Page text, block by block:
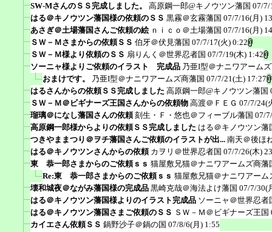
SW-MさんのＳＳ完成しました。
高原鋼一郎@キノウツン藩国 07/7/
はる＠キノウツン藩国様の依頼のＳＳ 黒霧＠玄霧藩国 07/7/16(月)
あさぎ＠土場藩国さんご依頼の絵 ｎｉｃｏ＠土場藩国 07/7/16(月)
ＳＷ－Ｍさまからの依頼ＳＳ 伯牙＠伏見藩国 07/7/17(火) 0:22
ＳＷ－Ｍ様より依頼のＳＳ 扇りんく＠世界忍者国 07/7/19(木) 1:42
ソーニャ様よりご依頼のイラスト 完成品 乃亜I型＠ナニワアーム
おまけです。
乃亜I型＠ナニワアームズ商藩国 07/7/21(土) 17:27
はるさんからの依頼ＳＳ完成しました 高原鋼一郎@キノウツン藩国
ＳＷ－Ｍ＠ビギナーズ王国さんからの依頼物 高渡＠ＦＥＧ 07/7/24(
瑠璃＠になし藩国さんの依頼 刻生・Ｆ・悠也＠フィーブル藩国 07/
高原鋼一郎様からよりの依頼ＳＳ完成しました はる＠キノウツン藩
つきやままつり＠ヲチ藩国さんご依頼のイラストが出... 南天＠後ほ
はる＠キノウツンさんからの依頼 カヲリ＠世界忍者国 07/7/26(木)
東 恭一郎さまからのご依頼ｓｓ 猫屋敷兄猫＠ナニワアームズ商藩
Re:東 恭一郎さまからのご依頼ｓｓ 猫屋敷兄猫＠ナニワアーム
壊和城夜＠ながみ藩国様の完成品 黒崎克哉＠海法よけ藩国 07/7/30(
はる＠キノウツン藩国様よりのイラスト完成品 ソーニャ＠世界忍者
はる＠キノウツン藩国さまご依頼のＳＳ ＳＷ－Ｍ＠ビギナーズ王国
カイエさん依頼ＳＳ 鍋野沙子＠鍋の国 07/8/6(月) 1:55